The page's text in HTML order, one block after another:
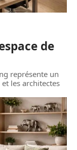
de
représente un
les architectes